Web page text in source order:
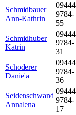
Schmidbauer
Ann-Kathrin
09444
9784-
55
Schmidhuber
Katrin
09444
9784-
31
Schoderer
Daniela
09444
9784-
36
Seidenschwand
Annalena
09444
9784-
17